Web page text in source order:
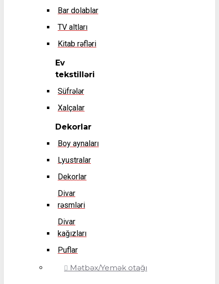
Bar dolablar
TV altları
Kitab rəfləri
Ev
tekstilləri
Süfrələr
Xalçalar
Dekorlar
Boy aynaları
Lyustralar
Dekorlar
Divar
rəsmləri
Divar
kağızları
Puflar
Mətbəx/Yemək otağı